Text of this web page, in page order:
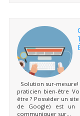
Solution sur-
praticien bien-être
être ? Posséder un
de Google) est un
communiquer sur...